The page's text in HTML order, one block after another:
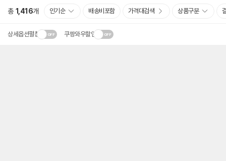
총 1,416개 인기순 배송비포함 가격대검색 상품구분
상세옵션펼침 쿠팡와우할인